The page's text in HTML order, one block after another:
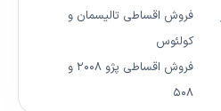
فروش اقساطی تالیسمان و
کولئوس
فروش اقساطی پژو ۲۰۰۸ و
۵۰۸